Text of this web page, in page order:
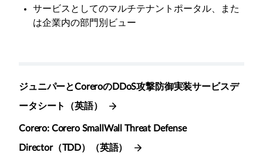
サービスとしてのマルチテナントポータル、また
は企業内の部門別ビュー
ジュニパーとCoreroのDDoS攻撃防御実装サービスデ
ータシート（英語）
Corero: Corero SmallWall Threat Defense
Director（TDD）（英語）